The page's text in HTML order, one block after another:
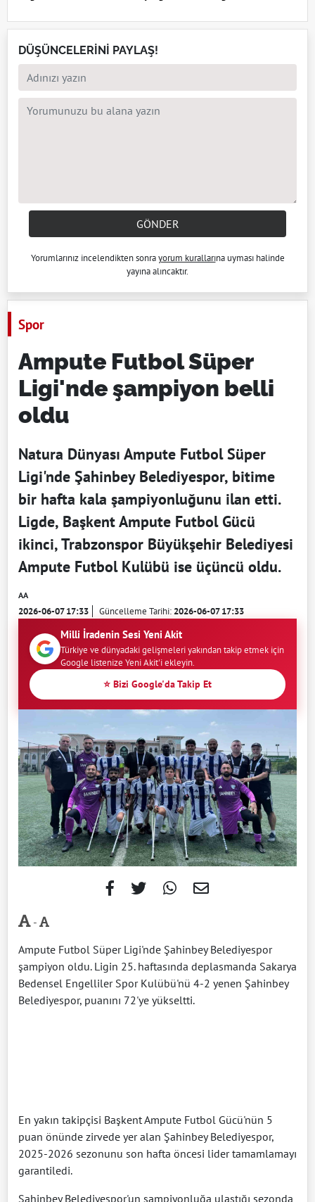
DÜŞÜNCELERİNİ PAYLAŞ!
GÖNDER
Yorumlarınız incelendikten sonrayorum kurallarına uyması halinde
yayına alıncaktır.
Spor
Ampute Futbol Süper
Ligi'nde şampiyon belli
oldu
Natura Dünyası Ampute Futbol Süper
Ligi'nde Şahinbey Belediyespor, bitime
bir hafta kala şampiyonluğunu ilan etti.
Ligde, Başkent Ampute Futbol Gücü
ikinci, Trabzonspor Büyükşehir Belediyesi
Ampute Futbol Kulübü ise üçüncü oldu.
AA
2026-06-07 17:33 Güncelleme Tarihi:2026-06-07 17:33
Milli İradenin Sesi Yeni Akit
Türkiye ve dünyadaki gelişmeleri yakından takip etmek için
Google listenize Yeni Akit'i ekleyin.
⭐ Bizi Google'da Takip Et
-
Ampute Futbol Süper Ligi'nde Şahinbey Belediyespor
şampiyon oldu. Ligin 25. haftasında deplasmanda Sakarya
Bedensel Engelliler Spor Kulübü'nü 4-2 yenen Şahinbey
Belediyespor, puanını 72'ye yükseltti.
En yakın takipçisi Başkent Ampute Futbol Gücü'nün 5
puan önünde zirvede yer alan Şahinbey Belediyespor,
2025-2026 sezonunu son hafta öncesi lider tamamlamayı
garantiledi.
Şahinbey Belediyespor'un şampiyonluğa ulaştığı sezonda